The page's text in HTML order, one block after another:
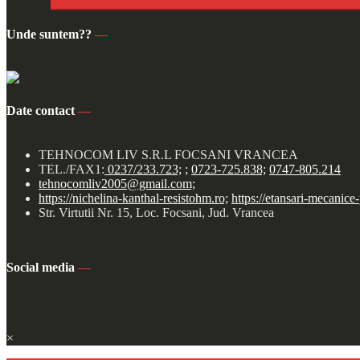
Unde suntem?? —
Date contact —
TEHNOCOM LIV S.R.L FOCSANI VRANCEA
TEL./FAX1: 0237/233.723; ; 0723-725.838; 0747-805.214
tehnocomliv2005@gmail.com;
https://nichelina-kanthal-resistohm.ro; https://etansari-
Str. Virtutii Nr. 15, Loc. Focsani, Jud. Vrancea
Social media —
×